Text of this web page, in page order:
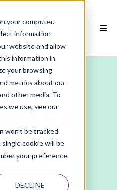
your computer.
information
website and allow
information in
your browsing
metrics about our
other media. To
we use, see our
won’t be tracked
cookie will be
your preference
DECLINE
ES
la
y el
del